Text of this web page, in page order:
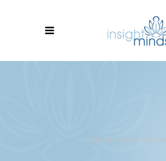
INSIGHT MINDS>